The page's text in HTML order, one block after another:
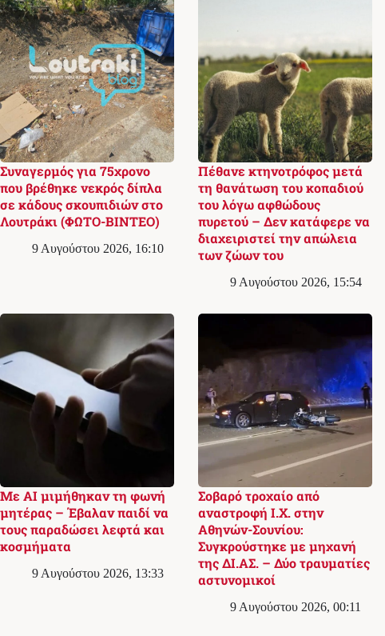
Συναγερμός για 75χρονο
που βρέθηκε νεκρός δίπλα
σε κάδους σκουπιδιών στο
Λουτράκι (ΦΩΤΟ-ΒΙΝΤΕΟ)
9 Αυγούστου 2026, 16:10
Πέθανε κτηνοτρόφος μετά
τη θανάτωση του κοπαδιού
του λόγω αφθώδους
πυρετού – Δεν κατάφερε να
διαχειριστεί την απώλεια
των ζώων του
9 Αυγούστου 2026, 15:54
Με AI μιμήθηκαν τη φωνή
μητέρας – Έβαλαν παιδί να
τους παραδώσει λεφτά και
κοσμήματα
9 Αυγούστου 2026, 13:33
Σοβαρό τροχαίο από
αναστροφή Ι.Χ. στην
Αθηνών-Σουνίου:
Συγκρούστηκε με μηχανή
της ΔΙ.ΑΣ. – Δύο τραυματίες
αστυνομικοί
9 Αυγούστου 2026, 00:11